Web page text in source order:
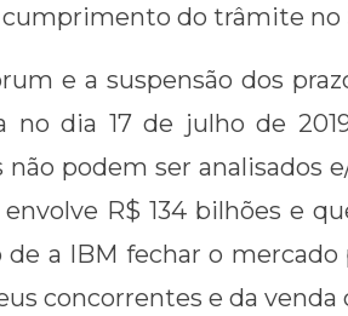
do trâmite no
e a suspensão dos
no dia 17 de julho de
não podem ser analisados
R$ 134 bilhões e
de a IBM fechar o
concorrentes e da venda